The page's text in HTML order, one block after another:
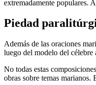
extremadamente populares.
Piedad
Además de las oraciones
luego del modelo del
No todas estas
obras sobre temas